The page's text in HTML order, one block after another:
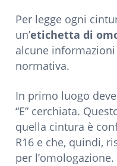
Per legge ogni
un’etichetta di
alcune
normativa.
In primo luogo
“E” cerchiata.
quella cintura è
R16 e che, quindi,
per l’omologazione.